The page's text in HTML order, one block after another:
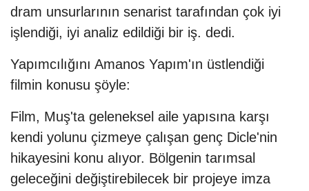
dram unsurlarının senarist tarafından çok iyi
işlendiği, iyi analiz edildiği bir iş. dedi.
Yapımcılığını Amanos Yapım'ın üstlendiği
filmin konusu şöyle:
Film, Muş'ta geleneksel aile yapısına karşı
kendi yolunu çizmeye çalışan genç Dicle'nin
hikayesini konu alıyor. Bölgenin tarımsal
geleceğini değiştirebilecek bir projeye imza